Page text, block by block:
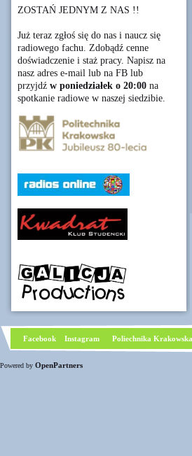
ZOSTAŃ JEDNYM Z NAS !!
Już teraz zgłoś się do nas i naucz się
radiowego fachu. Zdobądź cenne
doświadczenie i staż pracy. Napisz na
nasz adres e-mail lub na FB lub
przyjdź w poniedziałek o 20:00 na
spotkanie radiowe w naszej siedzibie.
Facebook Instagram Poliechnika Krakowska
Powered by OpenPartners